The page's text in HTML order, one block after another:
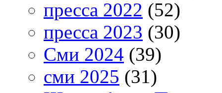
пресса 2022 (52)
пресса 2023 (30)
Сми 2024 (39)
сми 2025 (31)